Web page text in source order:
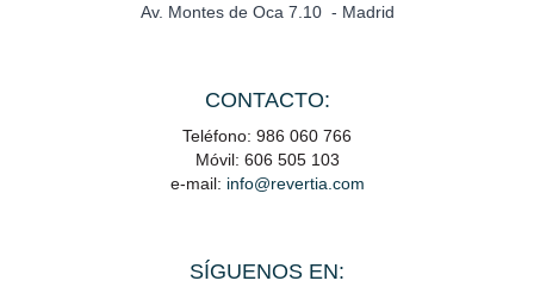
Av. Montes de Oca 7.10 - Madrid
CONTACTO:
Teléfono: 986 060 766
Móvil: 606 505 103
e-mail: info@revertia.com
SÍGUENOS EN: